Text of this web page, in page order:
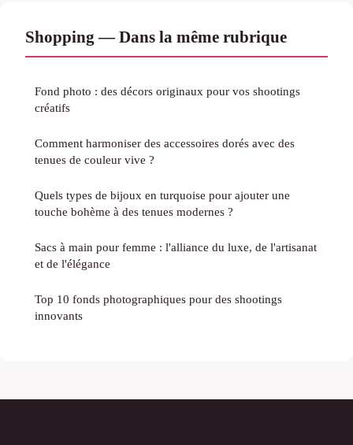
Shopping — Dans la même rubrique
Fond photo : des décors originaux pour vos shootings
créatifs
Comment harmoniser des accessoires dorés avec des
tenues de couleur vive ?
Quels types de bijoux en turquoise pour ajouter une
touche bohème à des tenues modernes ?
Sacs à main pour femme : l'alliance du luxe, de l'artisanat
et de l'élégance
Top 10 fonds photographiques pour des shootings
innovants